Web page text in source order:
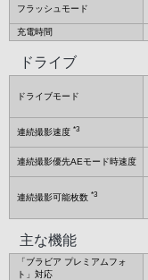
フラッシュモード
充電時間
ドライブ
ドライブモード
連続撮影速度 *3
連続撮影優先AEモード時速度
連続撮影可能枚数 *3
主な機能
「ブラビア プレミアムフォ
ト」対応